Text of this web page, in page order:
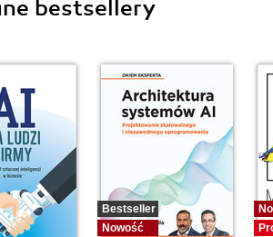
bestsellery
Bestseller
Nowość